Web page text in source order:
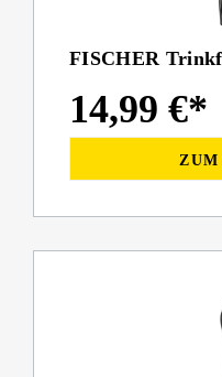
FISCHER
14,99 €*